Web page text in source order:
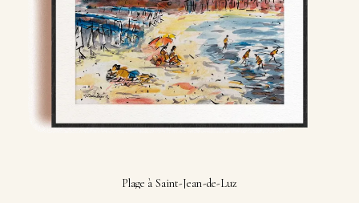
Plage à Saint-Jean-de-Luz